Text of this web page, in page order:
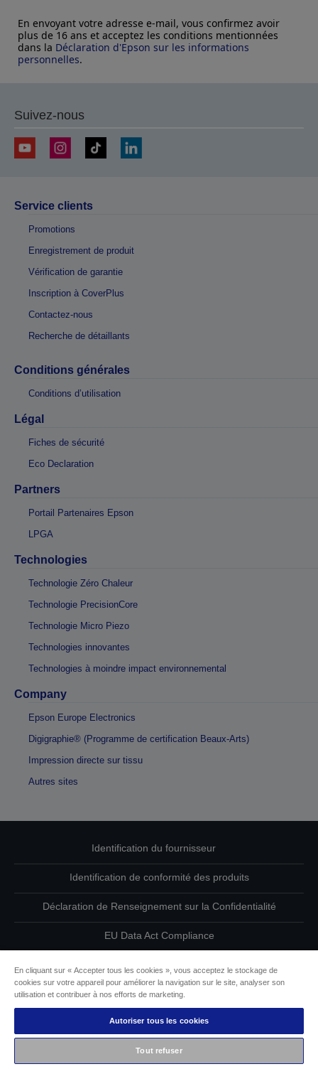
En envoyant votre adresse e-mail, vous confirmez avoir
plus de 16 ans et acceptez les conditions mentionnées
dans la Déclaration d'Epson sur les informations
personnelles.
Suivez-nous
Service clients
Promotions
Enregistrement de produit
Vérification de garantie
Inscription à CoverPlus
Contactez-nous
Recherche de détaillants
Conditions générales
Conditions d’utilisation
Légal
Fiches de sécurité
Eco Declaration
Partners
Portail Partenaires Epson
LPGA
Technologies
Technologie Zéro Chaleur
Technologie PrecisionCore
Technologie Micro Piezo
Technologies innovantes
Technologies à moindre impact environnemental
Company
Epson Europe Electronics
Digigraphie® (Programme de certification Beaux-Arts)
Impression directe sur tissu
Autres sites
Identification du fournisseur
Identification de conformité des produits
Déclaration de Renseignement sur la Confidentialité
EU Data Act Compliance
Informations sur les cookies
L’engagement d’Epson pour l’accessibilité
Copyright © 2026 Seiko Epson
En cliquant sur « Accepter tous les cookies », vous acceptez le stockage de
cookies sur votre appareil pour améliorer la navigation sur le site, analyser son
utilisation et contribuer à nos efforts de marketing.
Autoriser tous les cookies
Tout refuser